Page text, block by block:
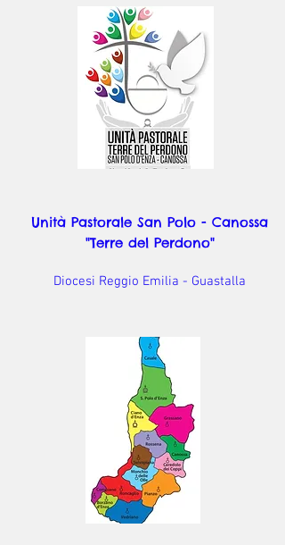
Unità Pastorale San Polo - Canossa
"Terre del Perdono"
Diocesi Reggio Emilia - Guastalla